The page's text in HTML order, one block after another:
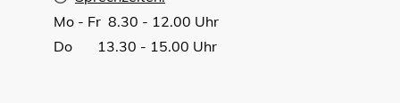
Mo - Fr 8.30 - 12.00 Uhr
Do 13.30 - 15.00 Uhr